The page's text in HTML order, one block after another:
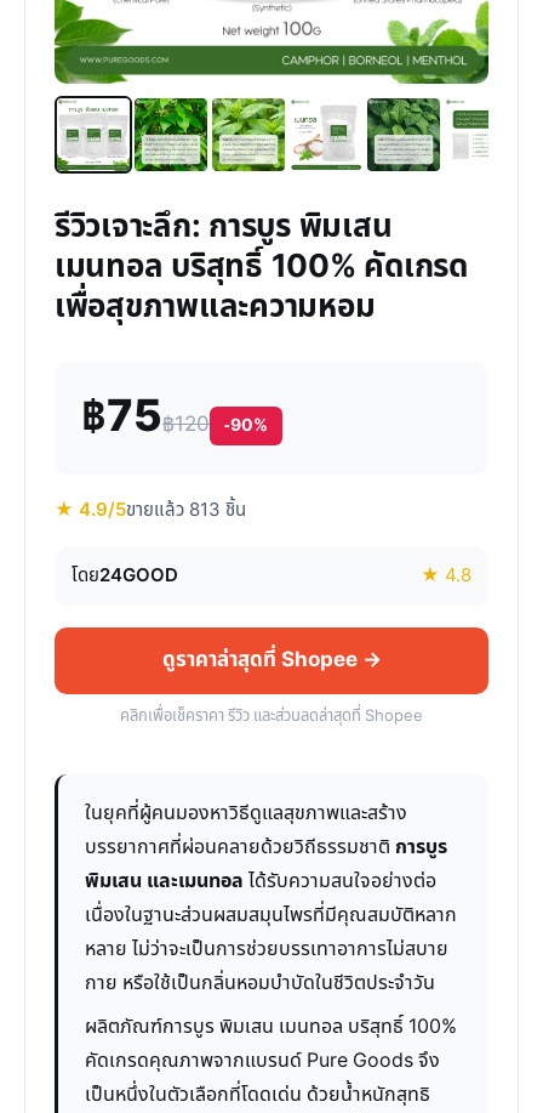
รีวิวเจาะลึก: การบูร พิมเสน
เมนทอล บริสุทธิ์ 100% คัดเกรด
เพื่อสุขภาพและความหอม
฿75฿120 -90%
★ 4.9/5ขายแล้ว 813 ชิ้น
โดย24GOOD ★ 4.8
ดูราคาล่าสุดที่ Shopee →
คลิกเพื่อเช็คราคา รีวิว และส่วนลดล่าสุดที่ Shopee
ในยุคที่ผู้คนมองหาวิธีดูแลสุขภาพและสร้าง
บรรยากาศที่ผ่อนคลายด้วยวิถีธรรมชาติ การบูร
พิมเสน และเมนทอล ได้รับความสนใจอย่างต่อ
เนื่องในฐานะส่วนผสมสมุนไพรที่มีคุณสมบัติหลาก
หลาย ไม่ว่าจะเป็นการช่วยบรรเทาอาการไม่สบาย
กาย หรือใช้เป็นกลิ่นหอมบำบัดในชีวิตประจำวัน
ผลิตภัณฑ์การบูร พิมเสน เมนทอล บริสุทธิ์ 100%
คัดเกรดคุณภาพจากแบรนด์ Pure Goods จึง
เป็นหนึ่งในตัวเลือกที่โดดเด่น ด้วยน้ำหนักสุทธิ